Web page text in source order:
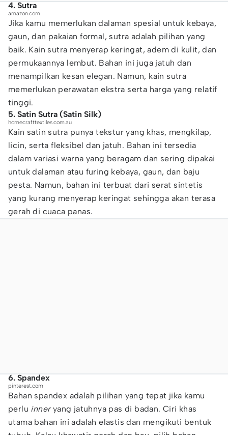
4. Sutra
amazon.com
Jika kamu memerlukan dalaman spesial untuk kebaya,
gaun, dan pakaian formal, sutra adalah pilihan yang
baik. Kain sutra menyerap keringat, adem di kulit, dan
permukaannya lembut. Bahan ini juga jatuh dan
menampilkan kesan elegan. Namun, kain sutra
memerlukan perawatan ekstra serta harga yang relatif
tinggi.
5. Satin Sutra (Satin Silk)
homecrafttextiles.com.au
Kain satin sutra punya tekstur yang khas, mengkilap,
licin, serta fleksibel dan jatuh. Bahan ini tersedia
dalam variasi warna yang beragam dan sering dipakai
untuk dalaman atau furing kebaya, gaun, dan baju
pesta. Namun, bahan ini terbuat dari serat sintetis
yang kurang menyerap keringat sehingga akan terasa
gerah di cuaca panas.
6. Spandex
pinterest.com
Bahan spandex adalah pilihan yang tepat jika kamu
perlu inneryang jatuhnya pas di badan. Ciri khas
utama bahan ini adalah elastis dan mengikuti bentuk